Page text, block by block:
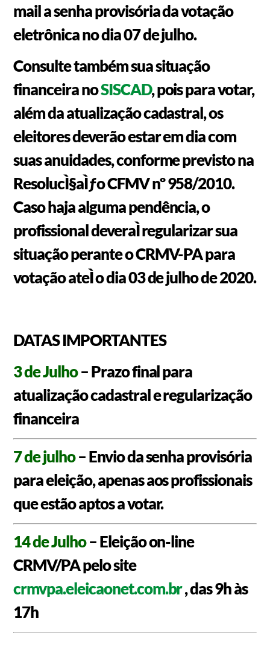
mail a senha provisória da votação
eletrônica nodia 07 de julho.
Consulte também sua situação
financeira noSISCAD, pois para votar,
além da atualização cadastral, os
eleitores deverão estar em dia com
suas anuidades, conforme previsto na
ResolucÌ§aÌƒo CFMV nº 958/2010.
Caso haja alguma pendência, o
profissional deveraÌ regularizar sua
situação perante o CRMV-PA para
votação ateÌ odia 03 de julho de 2020.
DATAS IMPORTANTES
3 de Julho– Prazo final para
atualização cadastral e regularização
financeira
7 de julho– Envio da senha provisória
para eleição, apenas aos profissionais
que estão aptos a votar.
14 de Julho– Eleição on-line
CRMV/PA pelo site
crmvpa.eleicaonet.com.br, das 9h às
17h